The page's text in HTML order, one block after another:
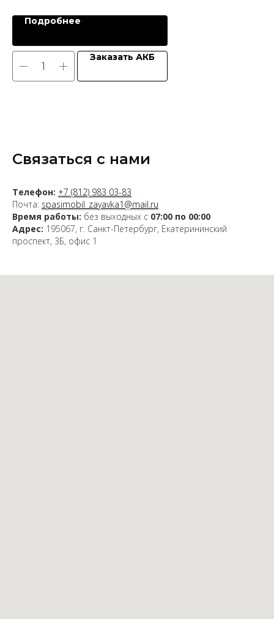
Подробнее
Заказать АКБ
Связаться с нами
Телефон: +7 (812) 983 03-83
Почта: spasimobil_zayavka1@mail.ru
Время работы: без выходных с 07:00 по 00:00
Адрес: 195067, г. Санкт-Петербург, Екатерининский
проспект, 3Б, офис 1